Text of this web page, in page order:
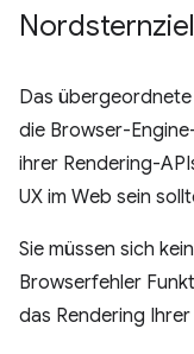
Nordsternziel
Das übergeordnete
die Browser-
ihrer Rendering-
UX im Web sein
Sie müssen sich
Browserfehler
das Rendering